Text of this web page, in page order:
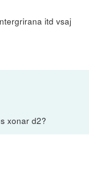
itd vsaj
xonar d2?